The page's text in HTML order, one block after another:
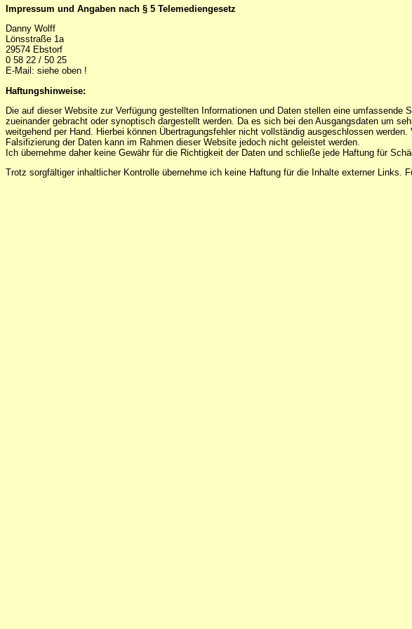
Impressum und Angaben nach § 5 Telemediengesetz
Danny Wolff
Lönsstraße 1a
29574 Ebstorf
0 58 22 / 50 25
E-Mail: siehe oben !
Haftungshinweise:
Die auf dieser Website zur Verfügung gestellten Informationen und Daten stellen eine
zueinander gebracht oder synoptisch dargestellt werden. Da es sich bei den Ausgangsdaten um
weitgehend per Hand. Hierbei können Übertragungsfehler nicht vollständig ausgeschlossen
Falsifizierung der Daten kann im Rahmen dieser Website jedoch nicht geleistet werden.
Ich übernehme daher keine Gewähr für die Richtigkeit der Daten und schließe jede Haftung für
Trotz sorgfältiger inhaltlicher Kontrolle übernehme ich keine Haftung für die Inhalte externer